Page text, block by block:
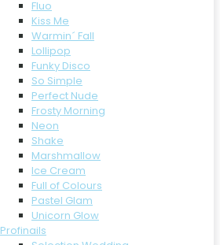
Fluo
Kiss Me
Warmin´ Fall
Lollipop
Funky Disco
So Simple
Perfect Nude
Frosty Morning
Neon
Shake
Marshmallow
Ice Cream
Full of Colours
Pastel Glam
Unicorn Glow
Profinails